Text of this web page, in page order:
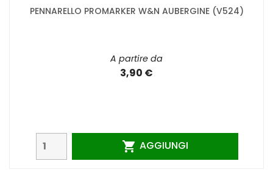
PENNARELLO PROMARKER W&N AUBERGINE (V524)
A partire da
3,90 €
 AGGIUNGI